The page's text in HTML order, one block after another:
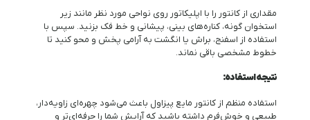
مقداری از کانتور را با اپلیکاتور روی نواحی مورد نظر مانند زیر
استخوان گونه، کناره‌های بینی، پیشانی و خط فک بزنید. سپس با
استفاده از اسفنج، براش یا انگشت به آرامی پخش و محو کنید تا
خطوط مشخصی باقی نماند.
نتیجه استفاده:
استفاده منظم از کانتور مایع پیزاول باعث می‌شود چهره‌ای زاویه‌دار،
طبیعی و خوش‌فرم داشته باشید که آرایش شما را حرفه‌ای‌تر و